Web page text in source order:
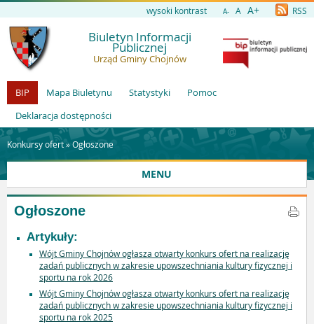
wysoki kontrast A- A A+ RSS
Biuletyn Informacji
Publicznej
Urząd Gminy Chojnów
BIP Mapa Biuletynu Statystyki
Pomoc
Deklaracja dostępności
Konkursy ofert »Ogłoszone
MENU
Ogłoszone
Artykuły:
Wójt Gminy Chojnów ogłasza otwarty konkurs ofert na realizację
zadań publicznych w zakresie upowszechniania kultury fizycznej i
sportu na rok 2026
Wójt Gminy Chojnów ogłasza otwarty konkurs ofert na realizację
zadań publicznych w zakresie upowszechniania kultury fizycznej i
sportu na rok 2025